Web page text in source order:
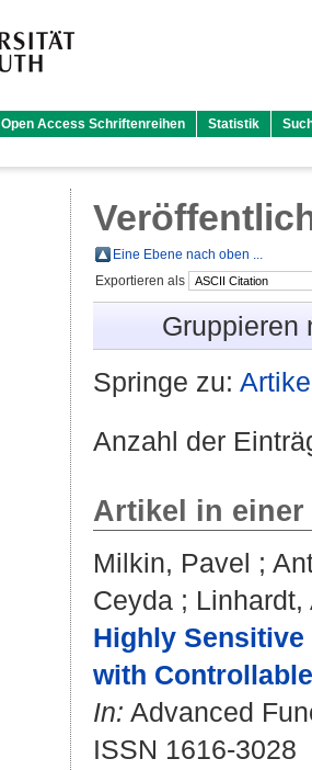
Open Access Schriftenreihen Statistik
Eine Ebene nach oben ...
Exportieren als
Gruppieren
Springe zu:
Anzahl der
Artikel in
Milkin, Pavel ;
Ceyda ; Linhardt,
Highly
with
In: Advanced
ISSN 1616-3028